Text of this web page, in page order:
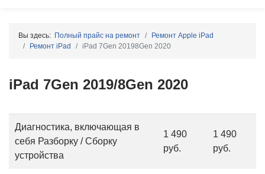
Вы здесь: Полный прайс на ремонт
Ремонт Apple iPad
Ремонт iPad
iPad 7Gen 20198Gen 2020
iPad 7Gen 2019/8Gen 2020
Диагностика, включающая в
себя Разборку / Сборку
устройства
1 490
руб.
1 490
руб.